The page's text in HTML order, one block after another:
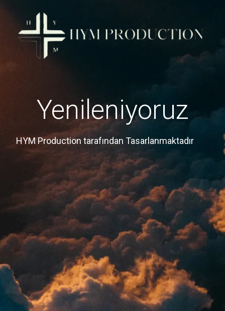
Yenileniyoruz
HYM Production tarafından Tasarlanmaktadır